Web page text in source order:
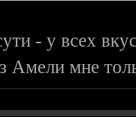
- у всех
Амели мне